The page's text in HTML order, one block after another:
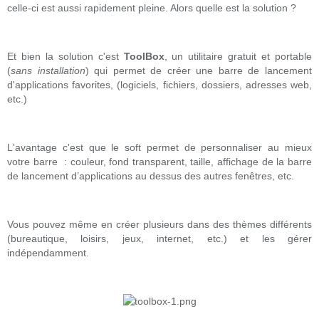
celle-ci est aussi rapidement pleine. Alors quelle est la solution ?
Et bien la solution c'est ToolBox, un utilitaire gratuit et portable
(sans installation) qui permet de créer une barre de lancement
d'applications favorites, (logiciels, fichiers, dossiers, adresses web,
etc.)
L'avantage c'est que le soft permet de personnaliser au mieux
votre barre : couleur, fond transparent, taille, affichage de la barre
de lancement d’applications au dessus des autres fenêtres, etc.
Vous pouvez même en créer plusieurs dans des thèmes différents
(bureautique, loisirs, jeux, internet, etc.) et les gérer
indépendamment.